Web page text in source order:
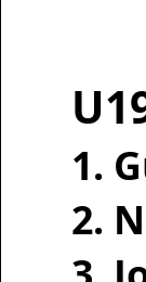
1.
2.